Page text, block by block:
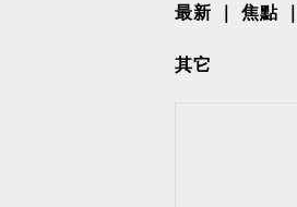
最新 焦點
其它